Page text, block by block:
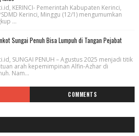
KERINCI- Pemerintah Kabupaten Kerinci,
Kerinci, Minggu (12/1) mengumumkan
...
Sungai Penuh Bisa Lumpuh di Tangan Pejabat
SUNGAI PENUH – Agustus 2025 menjadi titik
arah kepemimpinan Alfin-Azhar di
Nam...
COMMENTS